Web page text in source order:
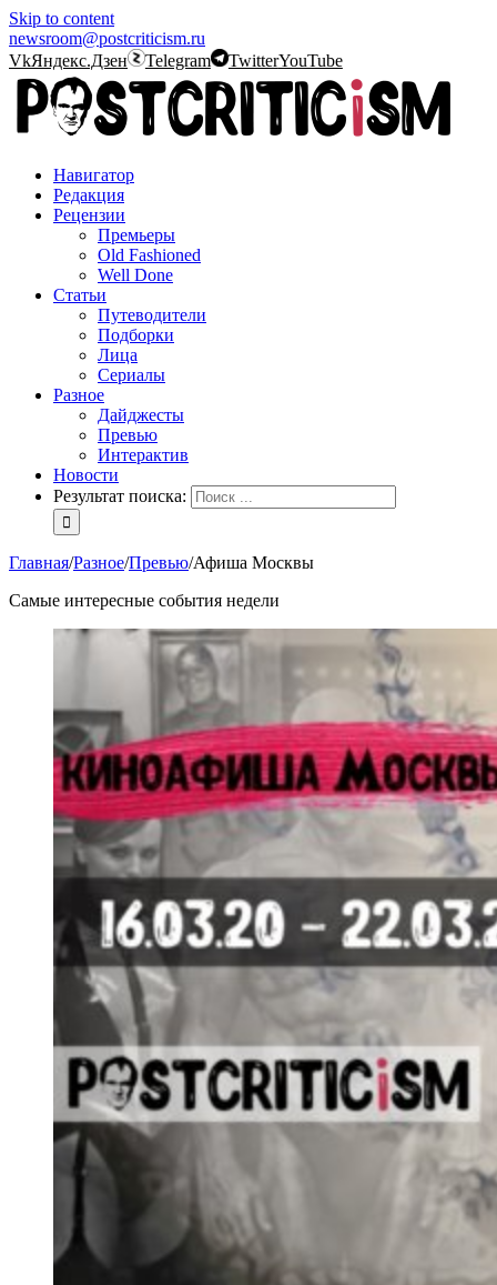
Skip to content
newsroom@postcriticism.ru
VkЯндекс.Дзен Telegram TwitterYouTube
Навигатор
Редакция
Рецензии
Премьеры
Old Fashioned
Well Done
Статьи
Путеводители
Подборки
Лица
Сериалы
Разное
Дайджесты
Превью
Интерактив
Новости
Результат поиска:
Главная/Разное/Превью/Афиша Москвы
Самые интересные события недели